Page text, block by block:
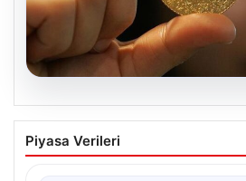
06.08.2026
Altın fiyatları canlı grafik
fiyatları ne oldu, düştü mü,
Piyasa Verileri